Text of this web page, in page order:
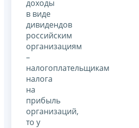
доходы
в виде
дивидендов
российским
организациям
–
налогоплательщикам
налога
на
прибыль
организаций,
то у